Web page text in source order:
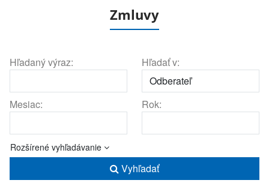
Zmluvy
Hľadaný výraz: Hľadať v:
Mesiac: Rok:
Rozšírené vyhľadávanie
Vyhľadať